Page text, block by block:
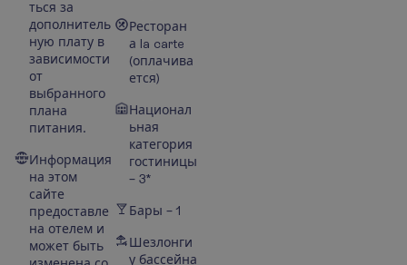
ться за
дополнитель
ную плату в
зависимости
от
выбранного
плана
питания.
Информация
на этом
сайте
предоставле
на отелем и
может быть
Ресторан
а la carte
(оплачива
ется)
Национал
ьная
категория
гостиницы
– 3*
Бары – 1
Шезлонги
у бассейна